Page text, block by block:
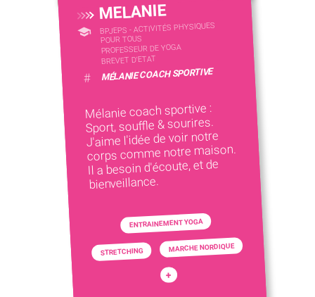
MELANIE
BPJEPS - ACTIVITÉS PHYSIQUES
POUR TOUS
PROFESSEUR DE YOGA
BREVET D'ETAT
# MÉLANIE COACH SPORTIVE
Mélanie coach sportive :
Sport, souffle & sourires.
J'aime l'idée de voir notre
corps comme notre maison.
Il a besoin d'écoute, et de
bienveillance.
ENTRAINEMENT YOGA
STRETCHING MARCHE NORDIQUE
+